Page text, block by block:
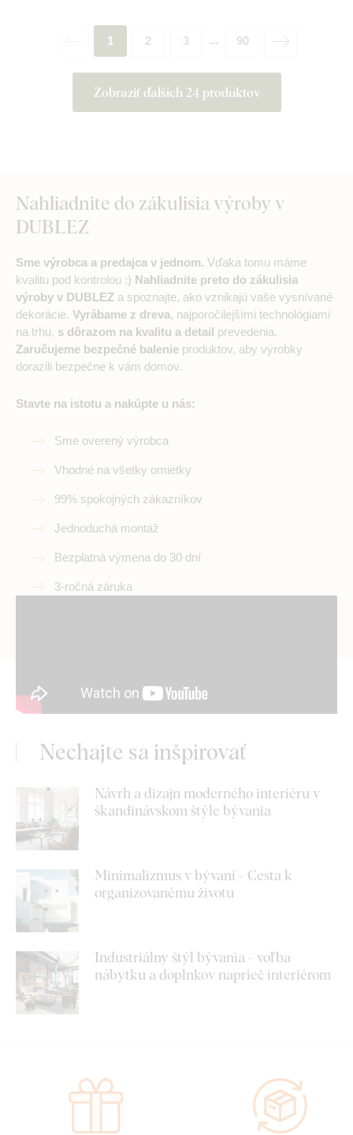
Zobraziť ďalších 24 produktov
1 2 3 ... 90
Nahliadnite do zákulisia výroby v
DUBLEZ
Sme výrobca a predajca v jednom. Vďaka tomu máme
kvalitu pod kontrolou :) Nahliadnite preto do zákulisia
výroby v DUBLEZ a spoznajte, ako vznikajú vaše vysnívané
dekorácie. Vyrábame z dreva, najporočilejšími technológiami
na trhu, s dôrazom na kvalitu a detail prevedenia.
Zaručujeme bezpečné balenie produktov, aby výrobky
dorazili bezpečne k vám domov.
Stavte na istotu a nakúpte u nás:
Sme overený výrobca
Vhodné na všetky omietky
99% spokojných zákazníkov
Jednoduchá montáž
Bezplatná výmena do 30 dní
3-ročná záruka
Nechajte sa inšpirovať
Návrh a dizajn moderného interiéru v
škandinávskom štýle bývania
Minimalizmus v bývaní - Cesta k
organizovanému životu
Industriálny štýl bývania - voľba
nábytku a doplnkov naprieč interiérom